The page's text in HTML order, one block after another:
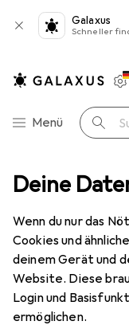
Deine
Wenn du nur das
Cookies und
deinem Gerät und
Website. Diese
Login und
ermöglichen.
Galaxus
Schneller
Navigation nach
Menü Suche
Lampen + Leuchten
Philips
EUR
7,21